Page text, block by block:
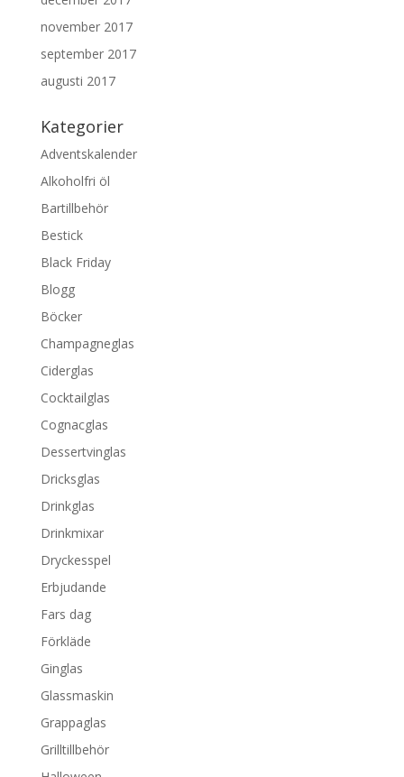
november 2017
september 2017
augusti 2017
Kategorier
Adventskalender
Alkoholfri öl
Bartillbehör
Bestick
Black Friday
Blogg
Böcker
Champagneglas
Ciderglas
Cocktailglas
Cognacglas
Dessertvinglas
Dricksglas
Drinkglas
Drinkmixar
Dryckesspel
Erbjudande
Fars dag
Förkläde
Ginglas
Glassmaskin
Grappaglas
Grilltillbehör